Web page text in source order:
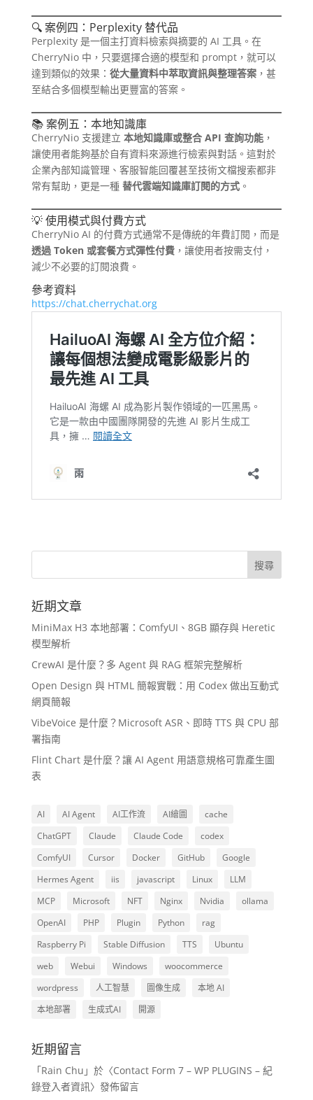
🔍 案例四：Perplexity 替代品
Perplexity 是一個主打資料檢索與摘要的 AI 工具。在
CherryNio 中，只要選擇合適的模型和 prompt，就可以
達到類似的效果： 從大量資料中萃取資訊與整理答案，甚
至結合多個模型輸出更豐富的答案。
📚 案例五：本地知識庫
CherryNio 支援建立 本地知識庫或整合 API 查詢功能，
讓使用者能夠基於自有資料來源進行檢索與對話。這對於
企業內部知識管理、客服智能回覆甚至技術文檔搜索都非
常有幫助，更是一種 替代雲端知識庫訂閱的方式。
💡 使用模式與付費方式
CherryNio AI 的付費方式通常不是傳統的年費訂閱，而是
透過 Token 或套餐方式彈性付費，讓使用者按需支付，
減少不必要的訂閱浪費。
參考資料
https://chat.cherrychat.org
近期文章
MiniMax H3 本地部署：ComfyUI、8GB 顯存與 Heretic
模型解析
CrewAI 是什麼？多 Agent 與 RAG 框架完整解析
Open Design 與 HTML 簡報實戰：用 Codex 做出互動式
網頁簡報
VibeVoice 是什麼？Microsoft ASR、即時 TTS 與 CPU 部
署指南
Flint Chart 是什麼？讓 AI Agent 用語意規格可靠產生圖
表
AI AI Agent AI工作流 AI繪圖
cache
ChatGPT
Claude Claude Code
codex
ComfyUI
Cursor Docker GitHub
Google
Hermes Agent
iis javascript Linux
LLM
MCP
Microsoft NFT Nginx Nvidia
ollama
OpenAI
PHP Plugin Python
rag
Raspberry Pi
Stable Diffusion TTS
Ubuntu
web
Webui Windows
woocommerce
wordpress
人工智慧 圖像生成
本地 AI
本地部署
生成式AI 開源
近期留言
「Rain Chu 」於〈Contact Form 7 – WP PLUGINS – 紀
錄登入者資訊〉發佈留言